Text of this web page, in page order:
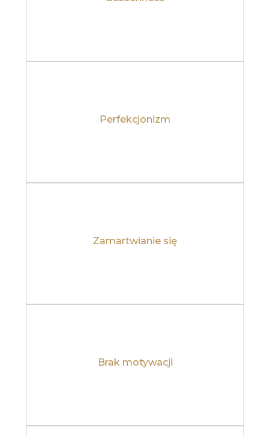
Perfekcjonizm
Dowiedz się więcej
Zamartwianie się
Dowiedz się więcej
Brak motywacji
Dowiedz się więcej